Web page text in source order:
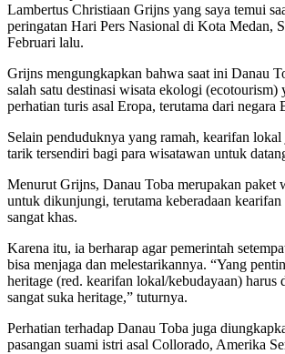
Lambertus Christiaan Grijns yang saya temui
peringatan Hari Pers Nasional di Kota Medan,
Februari lalu.
Grijns mengungkapkan bahwa saat ini Danau
salah satu destinasi wisata ekologi (ecotourism)
perhatian turis asal Eropa, terutama dari negara
Selain penduduknya yang ramah, kearifan
tarik tersendiri bagi para wisatawan untuk
Menurut Grijns, Danau Toba merupakan paket
untuk dikunjungi, terutama keberadaan
sangat khas.
Karena itu, ia berharap agar pemerintah
bisa menjaga dan melestarikannya. “Yang
heritage (red. kearifan lokal/kebudayaan) harus
sangat suka heritage,” tuturnya.
Perhatian terhadap Danau Toba juga
pasangan suami istri asal Collorado, Amerika